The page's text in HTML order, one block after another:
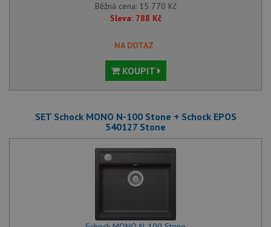
Běžná cena: 15 770 Kč
Sleva: 788 Kč
NA DOTAZ
KOUPIT
SET Schock MONO N-100 Stone + Schock EPOS
540127 Stone